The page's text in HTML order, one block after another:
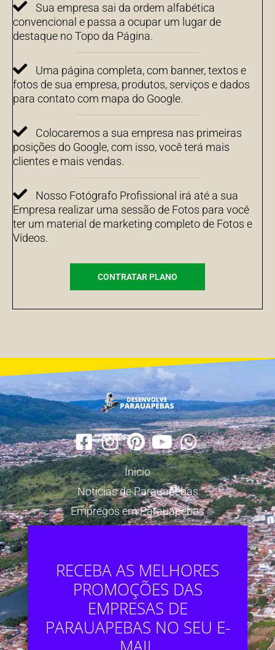
Sua empresa sai da ordem alfabética
convencional e passa a ocupar um lugar de
destaque no Topo da Página.
Uma página completa, com banner, textos e
fotos de sua empresa, produtos, serviços e dados
para contato com mapa do Google.
Colocaremos a sua empresa nas primeiras
posições do Google, com isso, você terá mais
clientes e mais vendas.
Nosso Fotógrafo Profissional irá até a sua
Empresa realizar uma sessão de Fotos para você
ter um material de marketing completo de Fotos e
Vídeos.
CONTRATAR PLANO
Ínicio
Notícias de Parauapebas
Empregos em Parauapebas
RECEBA AS MELHORES
PROMOÇÕES DAS
EMPRESAS DE
PARAUAPEBAS NO SEU E-